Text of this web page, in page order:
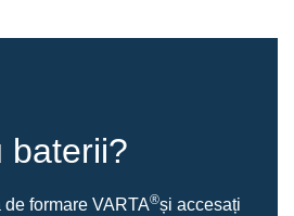
baterii?
formare VARTA®și accesați